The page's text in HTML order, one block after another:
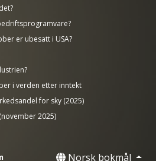
er ubesatt i USA?
i verden etter inntekt
for sky (2025)
2025)
Norsk bokmål